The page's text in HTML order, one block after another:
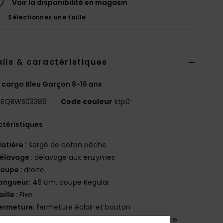
Voir la disponibilité en magasin
Sélectionnez une taille
& caractéristiques
Bleu Garçon 8-16 ans
EQBWS03389 Code couleur ktp0
: Sergé de coton pêche
: délavage aux enzymes
: droite
46 cm, coupe Regular
: Fixe
fermeture éclair et bouton
:Poche fendue à l’avant, passepoil à l’arrière